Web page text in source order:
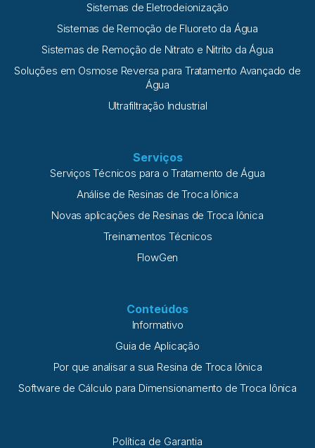
Sistemas de Eletrodeionização
Sistemas de Remoção de Fluoreto da Água
Sistemas de Remoção de Nitrato e Nitrito da Água
Soluções em Osmose Reversa para Tratamento Avançado de
Água
Ultrafiltração Industrial
Serviços
Serviços Técnicos para o Tratamento de Água
Análise de Resinas de Troca Iônica
Novas aplicações de Resinas de Troca Iônica
Treinamentos Técnicos
FlowGen
Conteúdos
Informativo
Guia de Aplicação
Por que analisar a sua Resina de Troca Iônica
Software de Cálculo para Dimensionamento de Troca Iônica
Política de Garantia